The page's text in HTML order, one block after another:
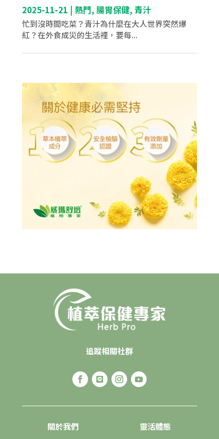
2025-11-21 | 熱門, 腸胃保健, 青汁
忙到沒時間吃菜？青汁為什麼在大人世界突然爆
紅？在外食成災的生活裡，要每...
追蹤相關社群
關於我們 靈活體態